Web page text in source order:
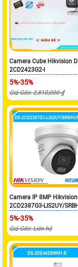
Camera Cube Hikvision
2CD2423G2-I
5%-35%
Giá Gốc: 2,810,000 ₫
Camera IP 8MP Hikvision
2CD2387G3-LIS2UY/
5%-35%
Giá Gốc: Liên hệ